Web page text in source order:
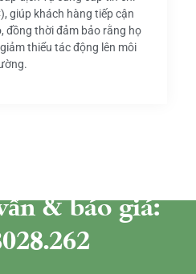
giúp khách hàng tiếp cận
đồng thời đảm bảo rằng họ
thiểu tác động lên môi
& báo giá: